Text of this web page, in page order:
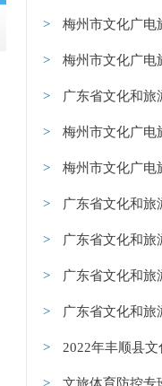
梅州市文化广电
梅州市文化广电
广东省文化和旅
梅州市文化广电
梅州市文化广电
广东省文化和旅
广东省文化和旅
广东省文化和旅
广东省文化和旅
2022年丰顺县